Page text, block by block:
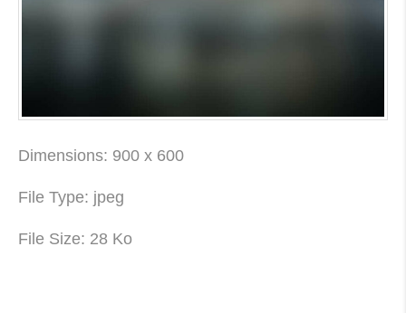
Dimensions: 900 x 600
File Type: jpeg
File Size: 28 Ko